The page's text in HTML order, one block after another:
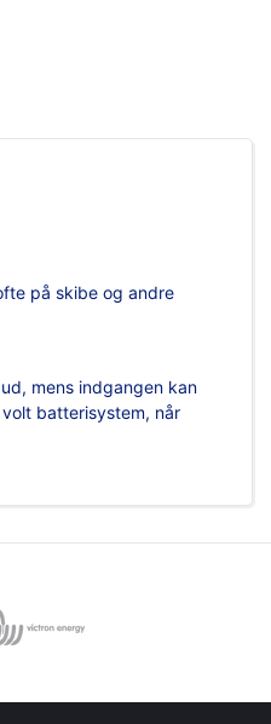
på skibe og andre
mens indgangen kan
batterisystem, når